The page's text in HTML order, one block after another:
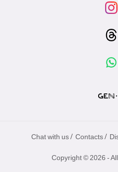
Chat with us / Contacts /
Copyright © 2026 -